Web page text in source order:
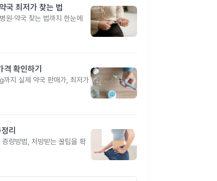
국 최저가 찾는 법
·약국 찾는 법까지 한눈에
확인하기
지 실제 약국 판매가, 최저가
리
량방법, 처방받는 꿀팁을 확